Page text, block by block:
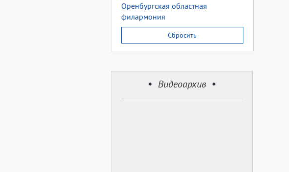
Оренбургская областная
филармония
Сбросить
Видеоархив